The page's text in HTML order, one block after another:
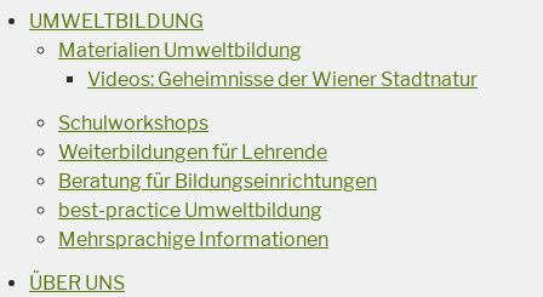
UMWELTBILDUNG
Materialien Umweltbildung
Videos: Geheimnisse der Wiener Stadtnatur
Schulworkshops
Weiterbildungen für Lehrende
Beratung für Bildungseinrichtungen
best-practice Umweltbildung
Mehrsprachige Informationen
ÜBER UNS